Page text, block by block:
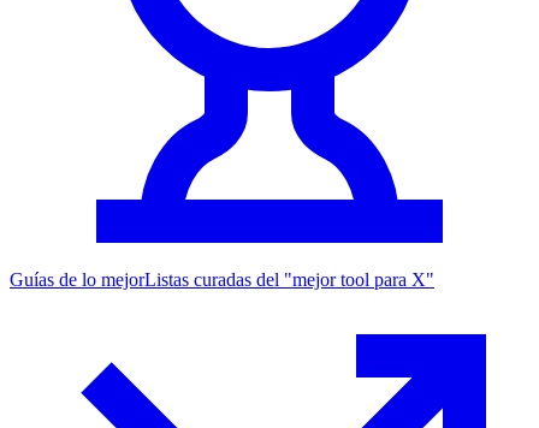
Guías de lo mejorListas curadas del "mejor tool para X"